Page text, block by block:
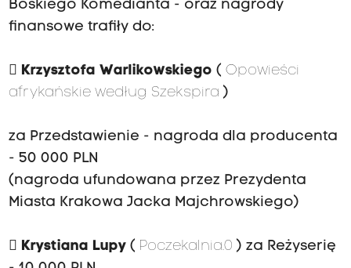
Boskiego Komedianta - oraz nagrody
finansowe trafiły do:
 Krzysztofa Warlikowskiego ( Opowieści
afrykańskie według Szekspira )
za Przedstawienie - nagroda dla producenta
- 50 000 PLN
(nagroda ufundowana przez Prezydenta
Miasta Krakowa Jacka Majchrowskiego)
 Krystiana Lupy( Poczekalnia.0 ) za Reżyserię